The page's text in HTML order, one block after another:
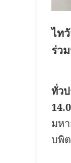
ไท
ร่ว
ทั่ว
มห
บพิ